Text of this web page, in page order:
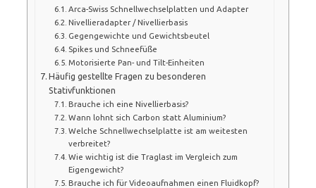
Arca-Swiss Schnellwechselplatten und Adapter
Nivellieradapter / Nivellierbasis
Gegengewichte und Gewichtsbeutel
Spikes und Schneefüße
Motorisierte Pan- und Tilt-Einheiten
Häufig gestellte Fragen zu besonderen
Stativfunktionen
Brauche ich eine Nivellierbasis?
Wann lohnt sich Carbon statt Aluminium?
Welche Schnellwechselplatte ist am weitesten
verbreitet?
Wie wichtig ist die Traglast im Vergleich zum
Eigengewicht?
Brauche ich für Videoaufnahmen einen Fluidkopf?